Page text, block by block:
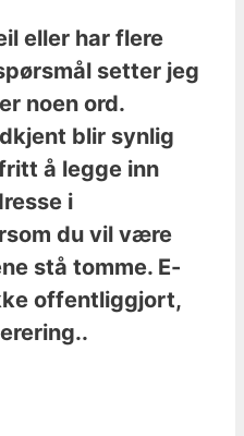
eller har flere
setter jeg
noen ord.
blir synlig
å legge inn
i
du vil være
stå tomme. E-
offentliggjort,